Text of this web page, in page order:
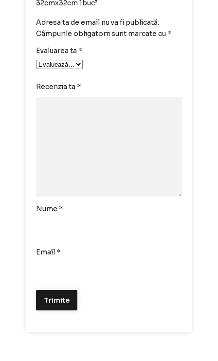
32cmx32cm 1buc”
Adresa ta de email nu va fi publicată.
Câmpurile obligatorii sunt marcate cu *
Evaluarea ta *
Recenzia ta *
Nume *
Email *